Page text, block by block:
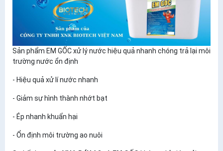
Sản phẩm EM GỐC xử lý nước hiệu quả nhanh chóng trả lại môi
trường nước ổn định ​​​​​​
- Hiệu quả xử lí nước nhanh
- Giảm sự hình thành nhớt bạt
- Ép nhanh khuẩn hại
- Ổn định môi trường ao nuôi